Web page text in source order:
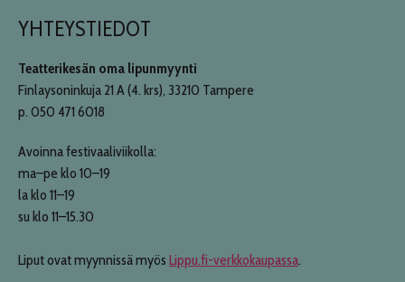
YHTEYSTIEDOT
Teatterikesän oma lipunmyynti
Finlaysoninkuja 21 A (4. krs), 33210 Tampere
p. 050 471 6018
Avoinna festivaaliviikolla:
ma–pe klo 10–19
la klo 11–19
su klo 11–15.30
Liput ovat myynnissä myös Lippu.fi-verkkokaupassa.